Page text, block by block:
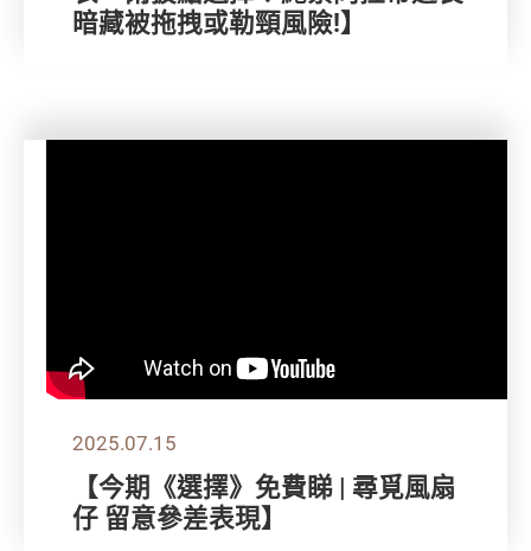
暗藏被拖拽或勒頸風險!】
2025.07.15
【今期《選擇》免費睇 | 尋覓風扇
仔 留意參差表現】